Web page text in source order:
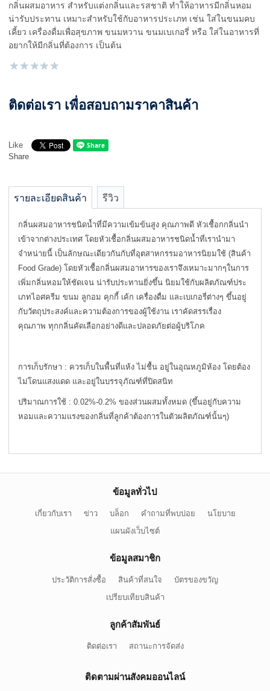
กลิ่นผสมอาหาร สำหรับแต่งกลิ่นและรสชาติ ทำให้อาหารมีกลิ่นหอม
น่ารับประทาน เหมาะสำหรับใช้กับอาหารประเภท เช่น ใส่ในขนมคบ
เคี้ยว เครื่องดื่มเพื่อสุขภาพ ขนมหวาน ขนมเบเกอรี่ หรือ ใส่ในอาหารที่
อยากให้มีกลิ่นที่ต้องการ เป็นต้น
ติดต่อเรา เพื่อสอบถามราคาสินค้า
Like
Share
รายละเอียดสินค้า รีวิว
กลิ่นผสมอาหารชนิดน้ำที่มีความเข้มข้นสูง คุณภาพดี หัวเชื้อกกลิ่นนำ
เข้าจากต่างประเทศ โดยหัวเชื้อกลิ่นผสมอาหารชนิดน้ำที่เรานำมา
จำหน่ายนี้ เป็นลักษณะเดียวกันกับที่อุตสาหกรรมอาหารนิยมใช้ (สินค้า
Food Grade) โดยหัวเชื้อกลิ่นผสมอาหารของเราจึงเหมาะมากๆในการ
เพิ่มกลิ่นหอมให้ชัดเจน น่ารับประทานยิ่งขึ้น นิยมใช้กับผลิตภัณฑ์ประ
เภทไอศครีม ขนม ลูกอม คุกกี้ เค้ก เครื่องดื่ม และเบเกอรี่ต่างๆ ขึ้นอยู่
กับวัตถุประสงค์และความต้องการของผู้ใช้งาน เราคัดสรรเรื่อง
คุณภาพ ทุกกลิ่นคัดเลือกอย่างดีและปลอดภัยต่อผู้บริโภค
การเก็บรักษา : ควรเก็บในพื้นที่แห้ง ไม่ชื้น อยู่ในอุณหภูมิห้อง โดยต้อง
ไม่โดนแสงแดด และอยู่ในบรรจุภัณฑ์ที่ปิดสนิท
ปริมาณการใช้ : 0.02%-0.2% ของส่วนผสมทั้งหมด (ขึ้นอยู่กับความ
หอมและความแรงของกลิ่นที่ลูกค้าต้องการในตัวผลิตภัณฑ์นั้นๆ)
ข้อมูลทั่วไป
เกี่ยวกับเรา ข่าว บล็อก คำถามที่พบบ่อย
นโยบาย
แผนผังเว็บไซต์
ข้อมูลสมาชิก
ประวัติการสั่งซื้อ สินค้าที่สนใจ
บัตรของขวัญ
เปรียบเทียบสินค้า
ลูกค้าสัมพันธ์
ติดต่อเรา สถานะการจัดส่ง
ติดตามผ่านสังคมออนไลน์